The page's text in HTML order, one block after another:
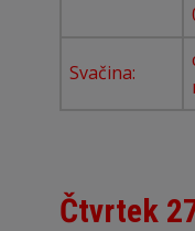
Svačina:
Čtvrtek